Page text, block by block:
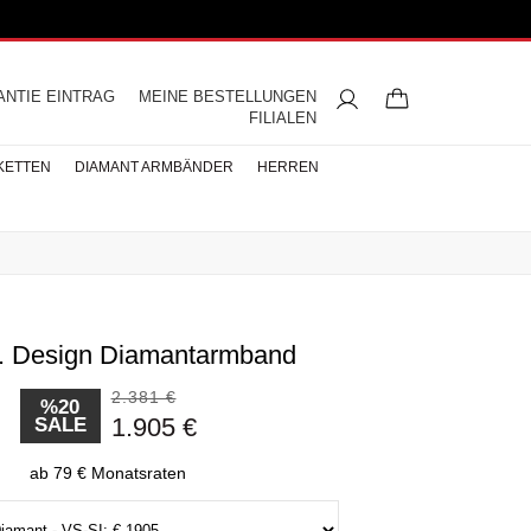
MEINE BESTELLUNGEN
EINTRAG
FILIALEN
Eheringe
Halbmemoire
Diamantringe
Perlen Ohrringe
Buchstaben Halskette
DIAMANT ARMBÄNDER HERREN
Herren Halsketten
Design Diamantarmband
%20
SALE
2.381 €
1.905 €
ab 79 € Monatsraten